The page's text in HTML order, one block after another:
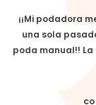
¡¡Mi podadora
una sola
poda manual!!